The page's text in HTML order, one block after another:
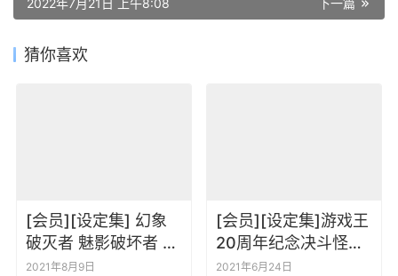
下一篇
2022年7月21日 上午8:08
猜你喜欢
[会员][设定集] 幻象
破灭者 魅影破坏者 设
定插画集
2021年8月9日
[会员][设定集]游戏王
20周年纪念决斗怪兽
卡片设定1-6+DT 卡
2021年6月24日